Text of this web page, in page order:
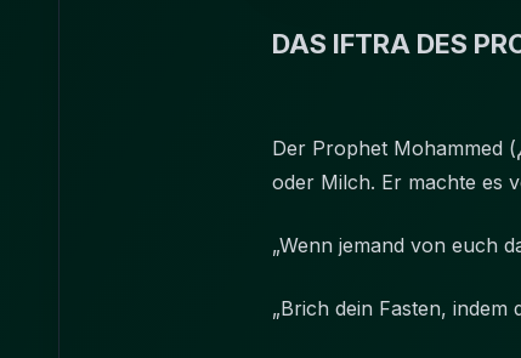
DAS IFTRA DES
Der Prophet Mohammed (صلى الله عليه و سلم), Vorbild der Muslime, brach sein Fasten mit einigen Datteln und Wasser
oder Milch. Er machte es
„Wenn jemand von euch
„Brich dein Fasten, indem